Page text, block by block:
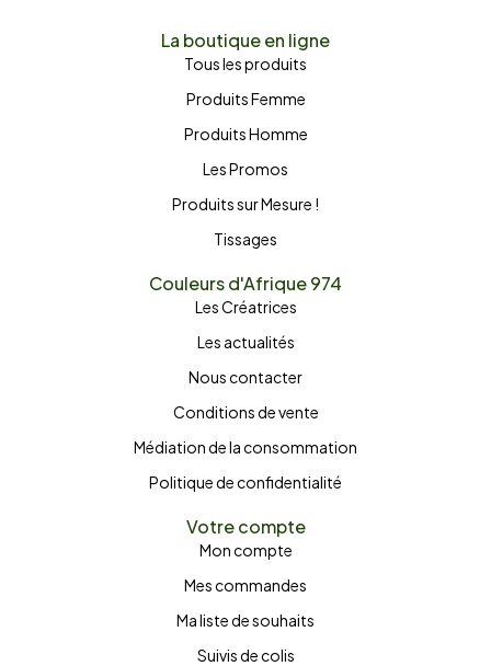
La boutique en ligne
Tous les produits
Produits Femme
Produits Homme
Les Promos
Produits sur Mesure !
Tissages
Couleurs d'Afrique 974
Les Créatrices
Les actualités
Nous contacter
Conditions de vente
Médiation de la consommation
Politique de confidentialité
Votre compte
Mon compte
Mes commandes
Ma liste de souhaits
Suivis de colis